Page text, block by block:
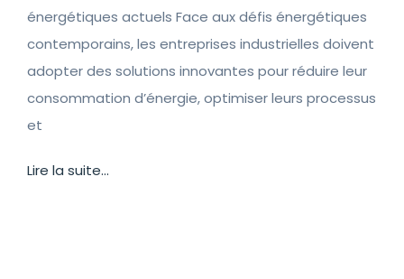
énergétiques actuels Face aux défis énergétiques
contemporains, les entreprises industrielles doivent
adopter des solutions innovantes pour réduire leur
consommation d’énergie, optimiser leurs processus
et
Lire la suite...